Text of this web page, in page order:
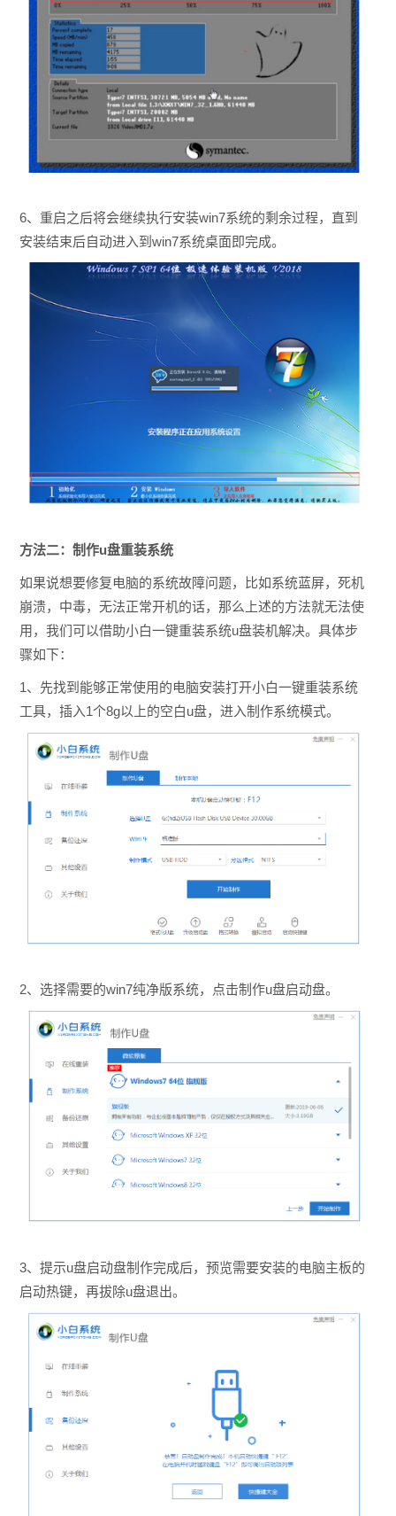
6、重启之后将会继续执行安装win7系统的剩余过程，直到
安装结束后自动进入到win7系统桌面即完成。
方法二： 制作u盘重装系统
如果说想要修复电脑的系统故障问题，比如系统蓝屏，死机
崩溃，中毒，无法正常开机的话，那么上述的方法就无法使
用，我们可以借助小白一键重装系统u盘装机解决。具体步
骤如下：
1、先找到能够正常使用的电脑安装打开小白一键重装系统
工具，插入1个8g以上的空白u盘，进入制作系统模式。
2、选择需要的win7纯净版系统，点击制作u盘启动盘。
3、提示u盘启动盘制作完成后，预览需要安装的电脑主板的
启动热键，再拔除u盘退出。